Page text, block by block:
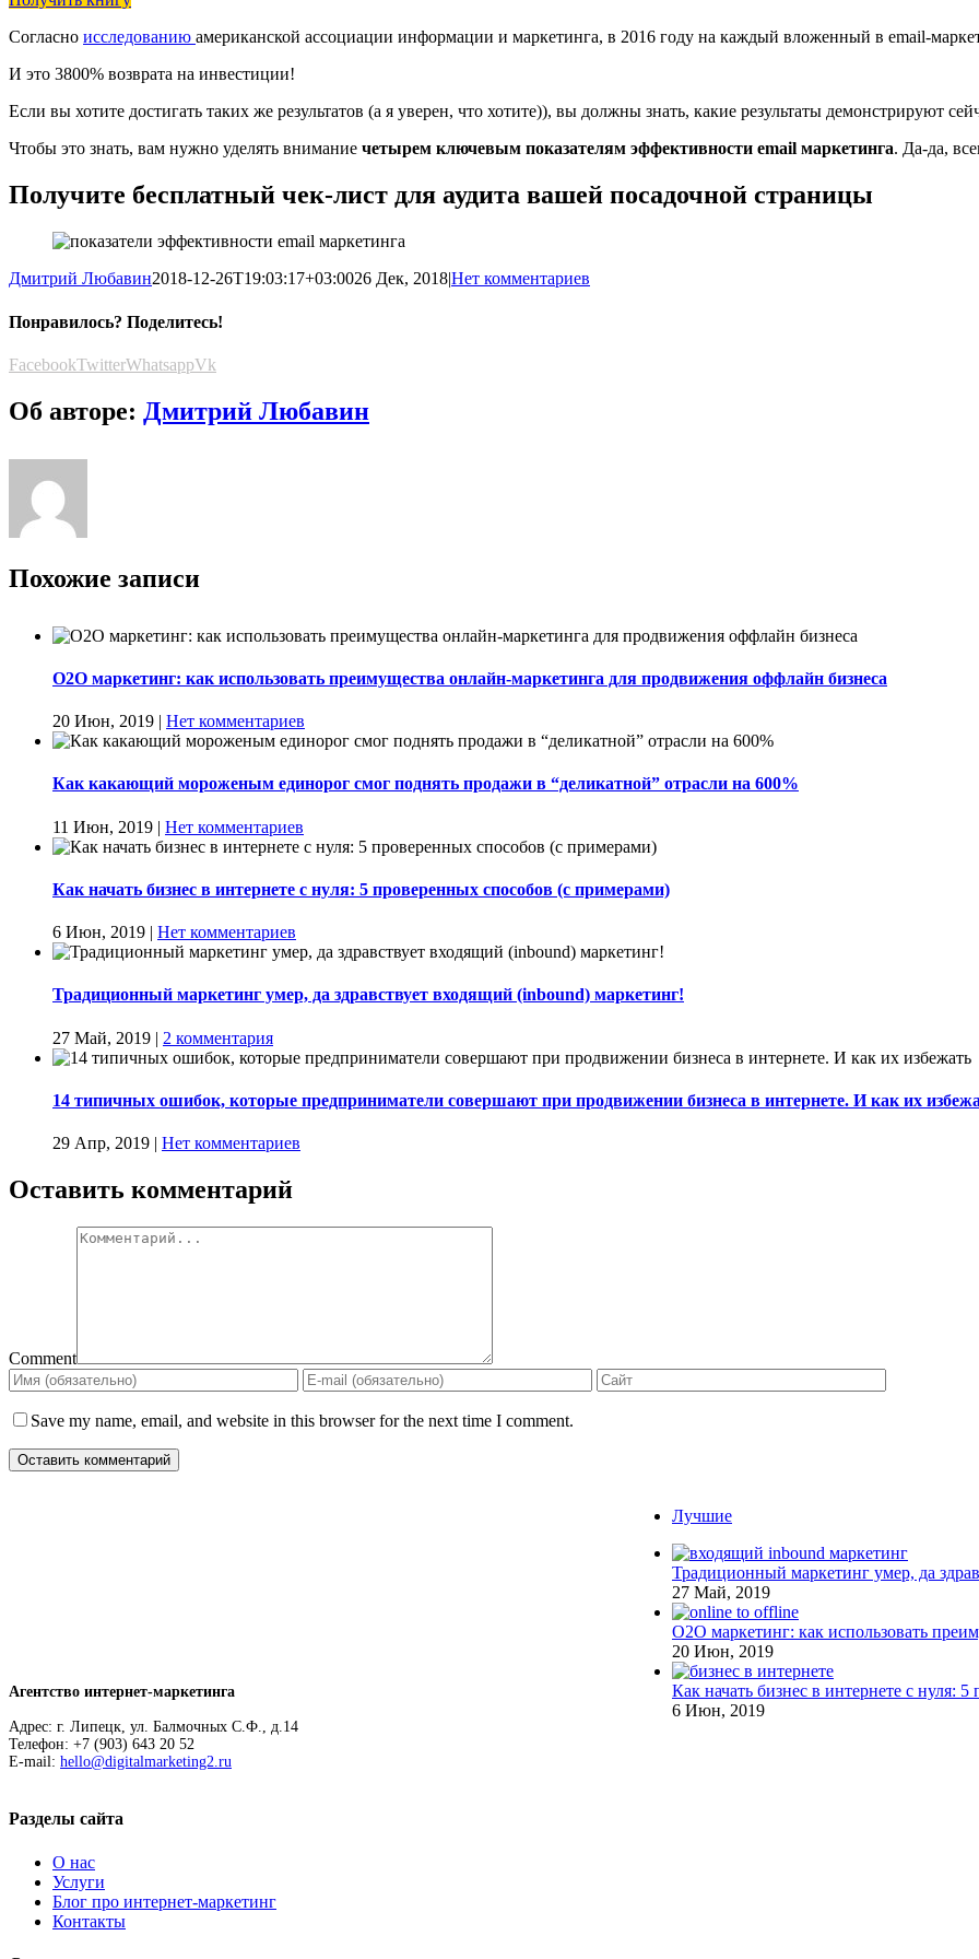
Согласно исследованию американской ассоциации информации и маркетинга, в 2016 году на каждый вложенный в email-
И это 3800% возврата на инвестиции!
Если вы хотите достигать таких же результатов (а я уверен, что хотите)), вы должны знать, какие результаты демонстрируют
Чтобы это знать, вам нужно уделять внимание четырем ключевым показателям эффективности email маркетинга. Да-да,
Получите бесплатный чек-лист для аудита вашей посадочной страницы
Дмитрий Любавин2018-12-26T19:03:17+03:0026 Дек, 2018|Нет комментариев
Понравилось? Поделитесь!
FacebookTwitterWhatsappVk
Об авторе: Дмитрий Любавин
Похожие записи
О2О маркетинг: как использовать преимущества онлайн-маркетинга для продвижения оффлайн бизнеса
20 Июн, 2019 | Нет комментариев
Как какающий мороженым единорог смог поднять продажи в “деликатной” отрасли на 600%
11 Июн, 2019 | Нет комментариев
Как начать бизнес в интернете с нуля: 5 проверенных способов (с примерами)
6 Июн, 2019 | Нет комментариев
Традиционный маркетинг умер, да здравствует входящий (inbound) маркетинг!
27 Май, 2019 | 2 комментария
14 типичных ошибок, которые предприниматели совершают при продвижении бизнеса в интернете. И как их
29 Апр, 2019 | Нет комментариев
Оставить комментарий
Comment
Save my name, email, and website in this browser for the next time I comment.
Лучшие
Традиционный маркетинг умер, да
27 Май, 2019
О2О маркетинг: как использовать
20 Июн, 2019
Как начать бизнес в интернете с нуля:
6 Июн, 2019
Агентство интернет-маркетинга
Адрес: г. Липецк, ул. Балмочных С.Ф., д.14
Телефон: +7 (903) 643 20 52
E-mail: hello@digitalmarketing2.ru
Разделы сайта
О нас
Услуги
Блог про интернет-маркетинг
Контакты